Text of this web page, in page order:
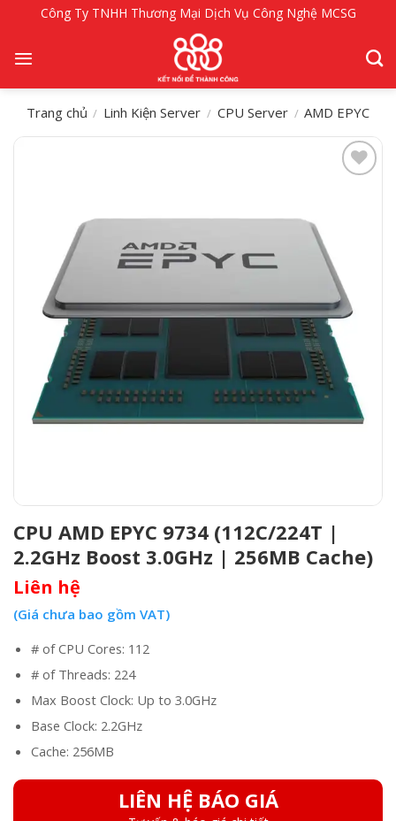
nội
Công Ty TNHH Thương Mại Dịch Vụ Công Nghệ MCSG
Trang chủ / Linh Kiện Server / CPU Server / AMD EPYC
CPU AMD EPYC 9734 (112C/224T |
2.2GHz Boost 3.0GHz | 256MB Cache)
Liên hệ
(Giá chưa bao gồm VAT)
# of CPU Cores: 112
# of Threads: 224
Max Boost Clock: Up to 3.0GHz
Base Clock: 2.2GHz
Cache: 256MB
LIÊN HỆ BÁO GIÁ